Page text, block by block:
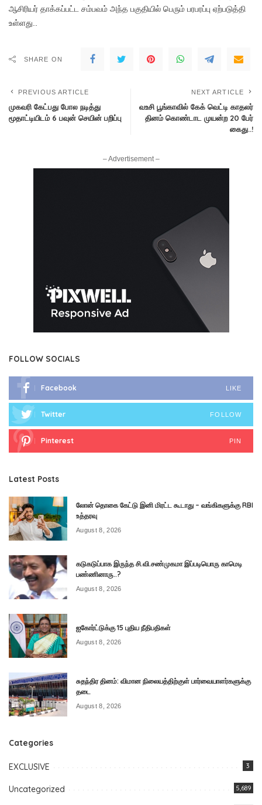
ஆசிரியர் தாக்கப்பட்ட சம்பவம் அந்த பகுதியில் பெரும் பரபரப்பு ஏற்படுத்தி
உள்ளது..
SHARE ON
PREVIOUS ARTICLE
முகவரி கேட்பது போல நடித்து
மூதாட்டியிடம் 6 பவுன் செயின் பறிப்பு
NEXT ARTICLE
வஉசி பூங்காவில் கேக் வெட்டி காதலர்
தினம் கொண்டாட முயன்ற 20 பேர்
கைது..!
– Advertisement –
FOLLOW SOCIALS
Facebook LIKE
Twitter FOLLOW
Pinterest PIN
Latest Posts
லோன் தொகை கேட்டு இனி மிரட்ட கூடாது – வங்கிகளுக்கு RBI
உத்தரவு
August 8, 2026
கடுகடுப்பாக இருந்த சி.வி.சண்முகமா இப்படியொரு காமெடி
பண்ணினாரு..?
August 8, 2026
ஐகோர்ட்டுக்கு 15 புதிய நீதிபதிகள்
August 8, 2026
சுதந்திர தினம்: விமான நிலையத்திற்குள் பார்வையாளர்களுக்கு
தடை
August 8, 2026
Categories
EXCLUSIVE 3
Uncategorized 5,689